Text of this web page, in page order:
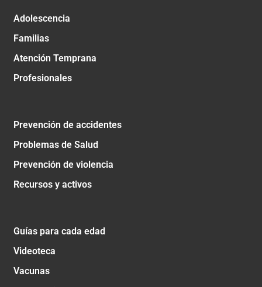
Adolescencia
Familias
Atención Temprana
Profesionales
Prevención de accidentes
Problemas de Salud
Prevención de violencia
Recursos y activos
Guías para cada edad
Videoteca
Vacunas